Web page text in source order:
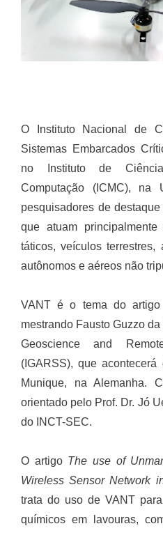
O Instituto Nacional de
Sistemas Embarcados
no Instituto de
Computação (ICMC), na
pesquisadores de
que atuam
táticos, veículos terrestres,
autônomos e aéreos não
VANT é o tema do
mestrando Fausto Guzzo da
Geoscience and
(IGARSS), que
Munique, na Alemanha.
orientado pelo Prof. Dr. Jó
do INCT-SEC.
O artigo The use of
Wireless Sensor Network
trata do uso de VANT
químicos em lavouras,